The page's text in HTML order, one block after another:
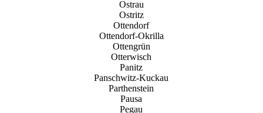
Ostrau
Ostritz
Ottendorf
Ottendorf-Okrilla
Ottengrün
Otterwisch
Panitz
Panschwitz-Kuckau
Parthenstein
Pausa
Pegau